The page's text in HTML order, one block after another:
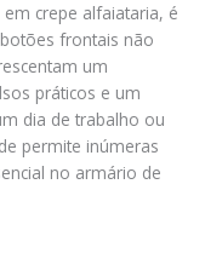
crepe alfaiataria, é
frontais não
um
práticos e um
dia de trabalho ou
permite inúmeras
no armário de